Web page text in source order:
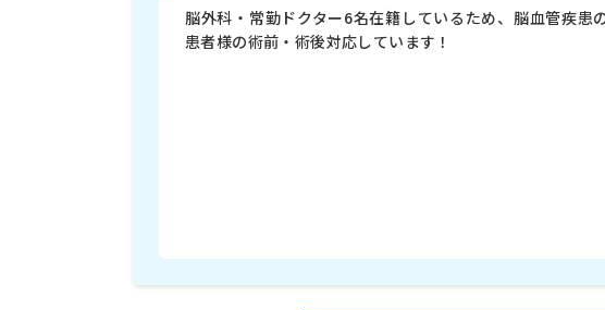
脳外科・常勤ドクター6名在籍しているため、脳血管疾患
患者様の術前・術後対応しています！